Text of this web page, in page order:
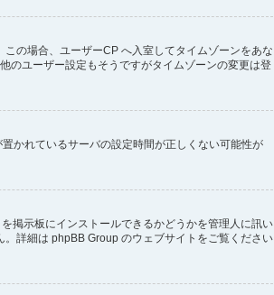
の場合、ユーザーCP へ入室してタイムゾーンをあな
のユーザー設定もそうですがタイムゾーンの変更は登
かれているサーバの設定時間が正しくない可能性が
掲示板にインストールできるかどうかを管理人に訊い
詳細は phpBB Group のウェブサイトをご覧ください